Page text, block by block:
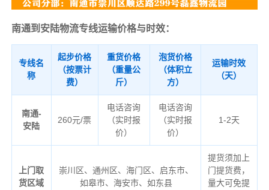
南通到安陆物流专线运输价格与时效：
专线名
称
起步价格
（按票计
费）
重货价格
（重量公
斤）
泡货价格
（体积立
方）
运输时效
（天）
南通-
安陆
260元/票
电话咨询
（实时报
价）
电话咨询
（实时报
价）
1-2天
上门取
货区域
崇川区、通州区、海门区、启东市、
如皋市、海安市、如东县
提货须加上
门提货费，
量大可免提